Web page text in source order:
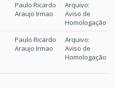
Paulo Ricardo
Araujo Irmao
Arquivo:
Aviso de
Homologação
Paulo Ricardo
Araujo Irmao
Arquivo:
Aviso de
Homologação